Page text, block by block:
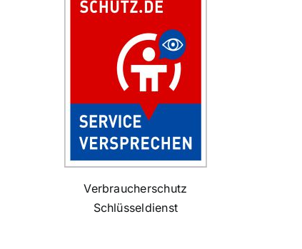
Verbraucherschutz
Schlüsseldienst